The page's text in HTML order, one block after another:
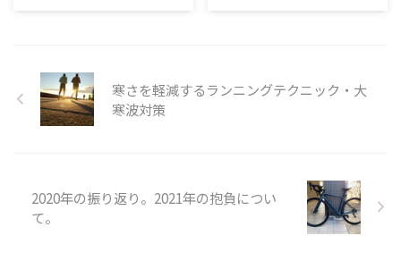
寒さを軽減するランニングテクニック・大
寒波対策
2020年の振り返り。2021年の抱負につい
て。